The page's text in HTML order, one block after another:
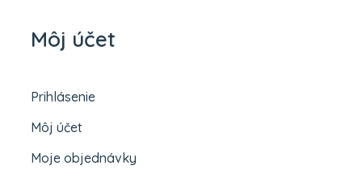
Môj účet
Prihlásenie
Môj účet
Moje objednávky